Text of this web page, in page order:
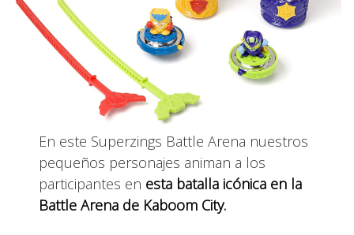
En este Superzings Battle Arena nuestros
pequeños personajes animan a los
participantes en esta batalla icónica en la
Battle Arena de Kaboom City.